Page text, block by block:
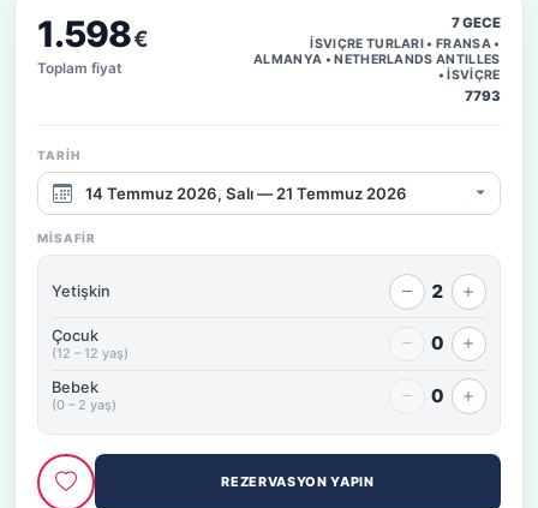
1.598€
Toplam fiyat
7 GECE
İSVIÇRE TURLARI • FRANSA •
ALMANYA • NETHERLANDS ANTILLES
• İSVİÇRE
7793
TARIH
Çıkış tarihi aralığı
MISAFIR
Yetişkin 2
Çocuk
(12 – 12 yaş) 0
Bebek
(0 – 2 yaş) 0
REZERVASYON YAPIN